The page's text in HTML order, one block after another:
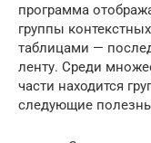
программа
группы
таблицами —
ленту. Среди
части находится
следующие